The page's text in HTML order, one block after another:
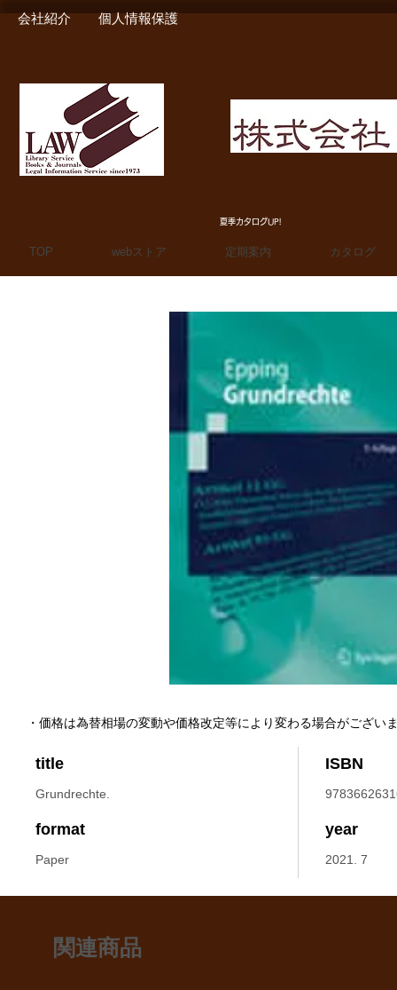
会社紹介 個人情報保護
夏季カタログUP!
TOP webストア 定期案内 カタログ
title
Grundrechte.
ISBN
format
Paper
year
2021. 7
・価格は為替相場の変動や価格改定等により変わる場合がござい
関連商品